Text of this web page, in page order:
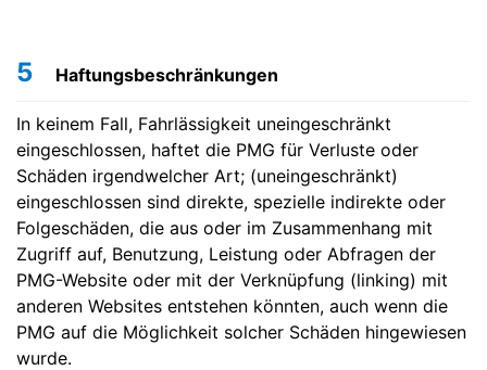
5 Haftungsbeschränkungen
In keinem Fall, Fahrlässigkeit uneingeschränkt
eingeschlossen, haftet die PMG für Verluste oder
Schäden irgendwelcher Art; (uneingeschränkt)
eingeschlossen sind direkte, spezielle indirekte oder
Folgeschäden, die aus oder im Zusammenhang mit
Zugriff auf, Benutzung, Leistung oder Abfragen der
PMG-Website oder mit der Verknüpfung (linking) mit
anderen Websites entstehen könnten, auch wenn die
PMG auf die Möglichkeit solcher Schäden hingewiesen
wurde.